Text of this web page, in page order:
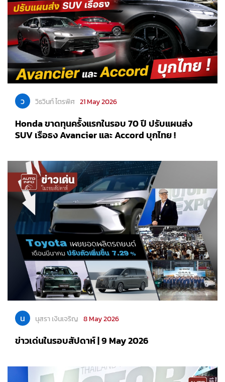
ว วิธวินท์ ไตรพิศ 21 May 2026
Honda ขาดทุนครั้งแรกในรอบ 70 ปี ปรับแผนส่ง
SUV เรือธง Avancier และ Accord บุกไทย !
น นุสรา เงินเจริญ 8 May 2026
ข่าวเด่นในรอบสัปดาห์ | 9 May 2026